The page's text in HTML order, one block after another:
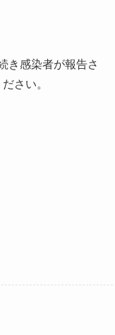
き感染者が報告さ
さい。